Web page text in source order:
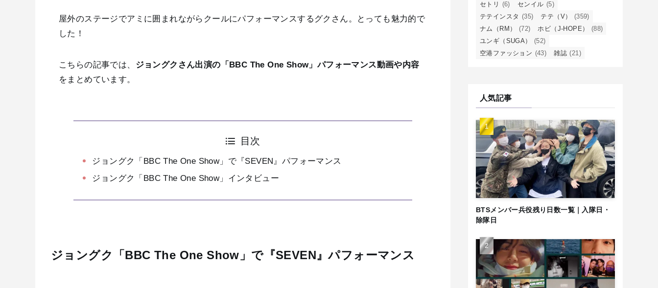
屋外のステージでアミに囲まれながらクールにパフォーマンスするグクさん。とっても魅力的で
した！
こちらの記事では、 ジョングクさん出演の「BBC The One Show」パフォーマンス動画や内容
をまとめています。
目次
ジョングク「BBC The One Show」で『SEVEN』パフォーマンス
ジョングク「BBC The One Show」インタビュー
ジョングク「BBC The One Show」で『SEVEN』パフォーマンス
セトリ (6) センイル (5)
テテインスタ (35) テテ（V）
(359)
ナム（RM）
(72) ホビ（J-HOPE）
(88)
ユンギ（SUGA）
(52)
空港ファッション (43) 雑誌 (21)
人気記事
BTSメンバー兵役残り日数一覧｜入隊日・
除隊日